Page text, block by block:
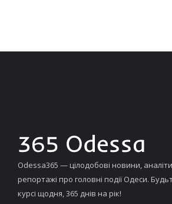
Odessa365 — цілодобові новини,
репортажі про головні події Одеси.
курсі щодня, 365 днів на рік!